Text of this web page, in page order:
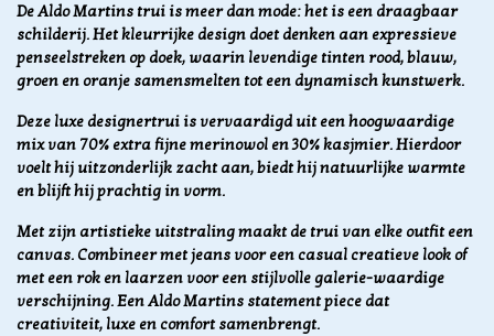
De Aldo Martins trui is meer dan mode: het is een draagbaar
schilderij. Het kleurrijke design doet denken aan expressieve
penseelstreken op doek, waarin levendige tinten rood, blauw,
groen en oranje samensmelten tot een dynamisch kunstwerk.
Deze luxe designertrui is vervaardigd uit een hoogwaardige
mix van 70% extra fijne merinowol en 30% kasjmier. Hierdoor
voelt hij uitzonderlijk zacht aan, biedt hij natuurlijke warmte
en blijft hij prachtig in vorm.
Met zijn artistieke uitstraling maakt de trui van elke outfit een
canvas. Combineer met jeans voor een casual creatieve look of
met een rok en laarzen voor een stijlvolle galerie-waardige
verschijning. Een Aldo Martins statement piece dat
creativiteit, luxe en comfort samenbrengt.